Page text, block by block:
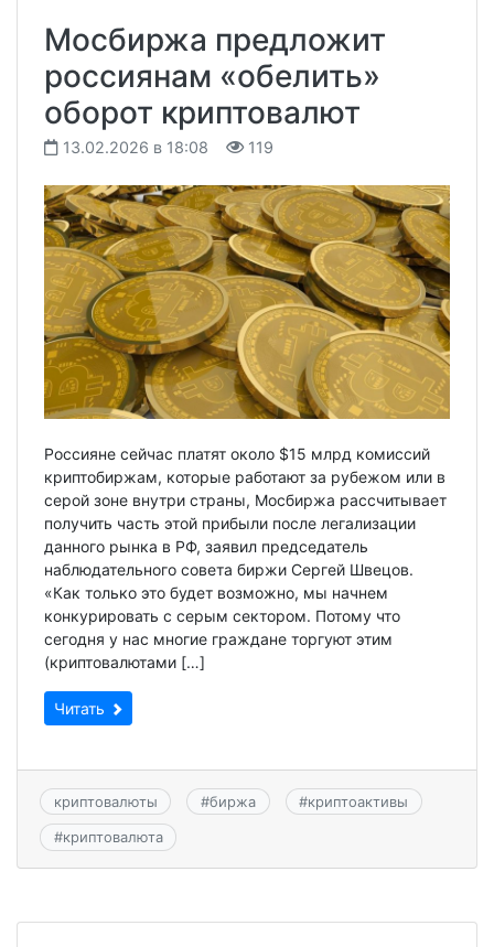
Мосбиржа предложит
россиянам «обелить»
оборот криптовалют
13.02.2026 в 18:08 119
Россияне сейчас платят около $15 млрд комиссий
криптобиржам, которые работают за рубежом или в
серой зоне внутри страны, Мосбиржа рассчитывает
получить часть этой прибыли после легализации
данного рынка в РФ, заявил председатель
наблюдательного совета биржи Сергей Швецов.
«Как только это будет возможно, мы начнем
конкурировать с серым сектором. Потому что
сегодня у нас многие граждане торгуют этим
(криптовалютами […]
Читать
криптовалюты #биржа #криптоактивы
#криптовалюта